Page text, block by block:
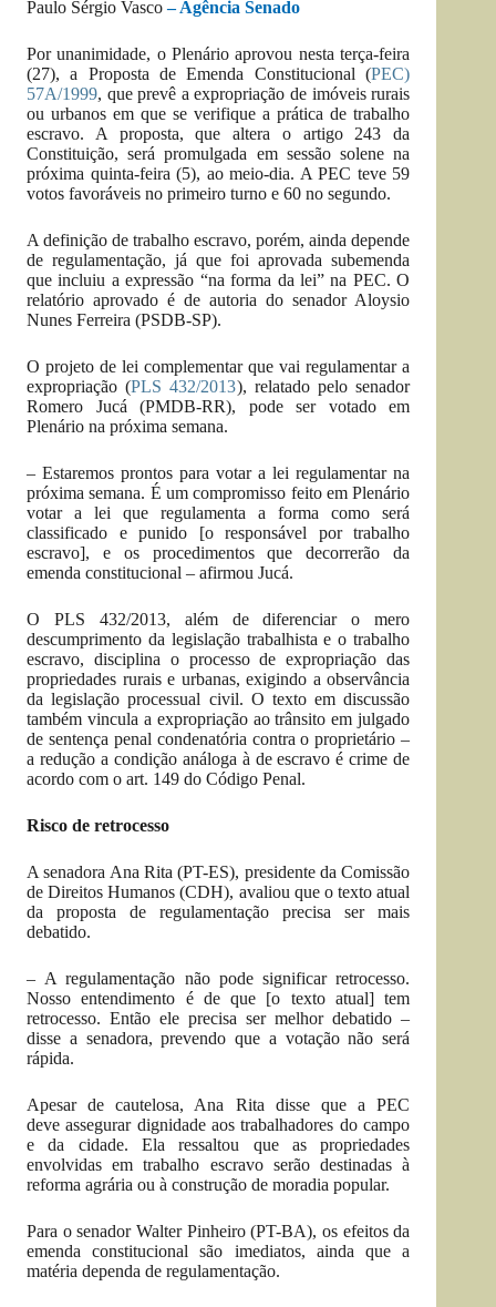
Paulo Sérgio Vasco– Agência Senado
Por unanimidade, o Plenário aprovou nesta terça-feira
(27), a Proposta de Emenda Constitucional (PEC)
57A/1999, que prevê a expropriação de imóveis rurais
ou urbanos em que se verifique a prática de trabalho
escravo. A proposta, que altera o artigo 243 da
Constituição, será promulgada em sessão solene na
próxima quinta-feira (5), ao meio-dia. A PEC teve 59
votos favoráveis no primeiro turno e 60 no segundo.
A definição de trabalho escravo, porém, ainda depende
de regulamentação, já que foi aprovada subemenda
que incluiu a expressão “na forma da lei” na PEC. O
relatório aprovado é de autoria do senador Aloysio
Nunes Ferreira (PSDB-SP).
O projeto de lei complementar que vai regulamentar a
expropriação (PLS 432/2013), relatado pelo senador
Romero Jucá (PMDB-RR), pode ser votado em
Plenário na próxima semana.
– Estaremos prontos para votar a lei regulamentar na
próxima semana. É um compromisso feito em Plenário
votar a lei que regulamenta a forma como será
classificado e punido [o responsável por trabalho
escravo], e os procedimentos que decorrerão da
emenda constitucional – afirmou Jucá.
O PLS 432/2013, além de diferenciar o mero
descumprimento da legislação trabalhista e o trabalho
escravo, disciplina o processo de expropriação das
propriedades rurais e urbanas, exigindo a observância
da legislação processual civil. O texto em discussão
também vincula a expropriação ao trânsito em julgado
de sentença penal condenatória contra o proprietário –
a redução a condição análoga à de escravo é crime de
acordo com o art. 149 do Código Penal.
Risco de retrocesso
A senadora Ana Rita (PT-ES), presidente da Comissão
de Direitos Humanos (CDH), avaliou que o texto atual
da proposta de regulamentação precisa ser mais
debatido.
– A regulamentação não pode significar retrocesso.
Nosso entendimento é de que [o texto atual] tem
retrocesso. Então ele precisa ser melhor debatido –
disse a senadora, prevendo que a votação não será
rápida.
Apesar de cautelosa, Ana Rita disse que a PEC
deve assegurar dignidade aos trabalhadores do campo
e da cidade. Ela ressaltou que as propriedades
envolvidas em trabalho escravo serão destinadas à
reforma agrária ou à construção de moradia popular.
Para o senador Walter Pinheiro (PT-BA), os efeitos da
emenda constitucional são imediatos, ainda que a
matéria dependa de regulamentação.